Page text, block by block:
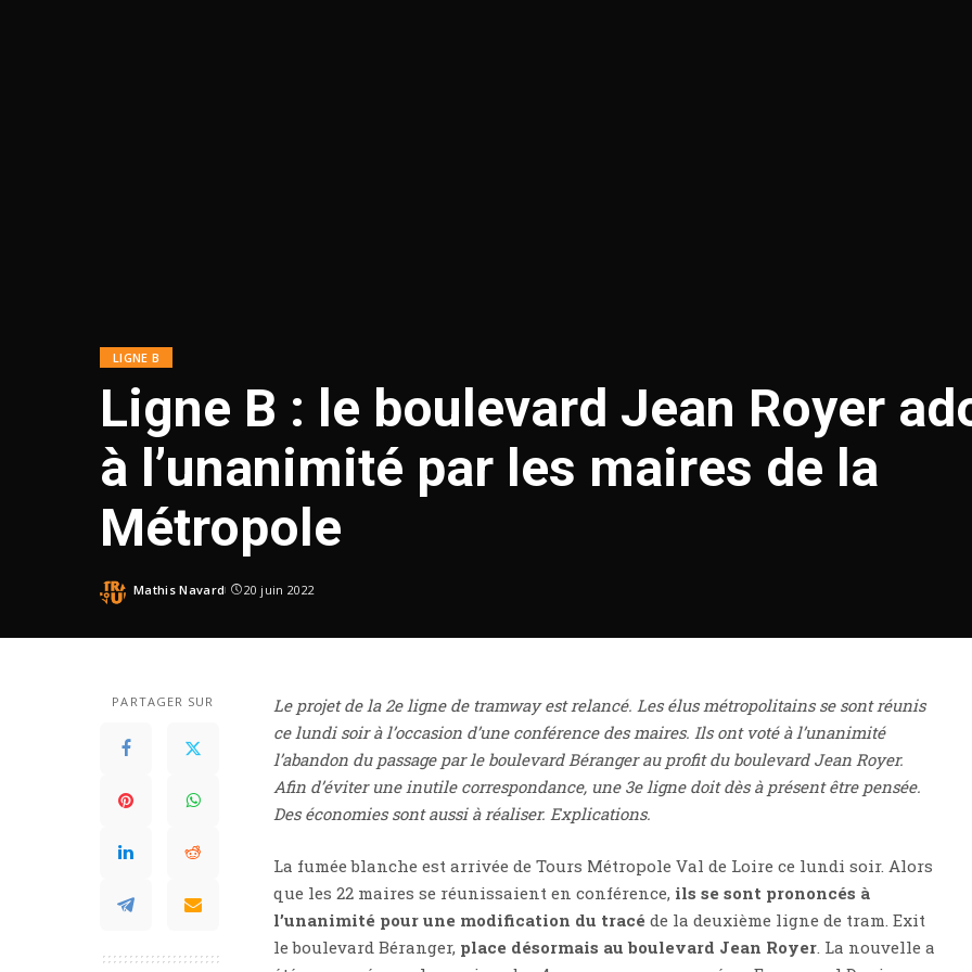
LIGNE B
Ligne B : le boulevard Jean Royer
à l’unanimité par les maires de la
Métropole
Mathis Navard 20 juin 2022
PARTAGER SUR
Le projet de la 2e ligne de tramway est relancé. Les élus métropolitains se sont réunis
ce lundi soir à l’occasion d’une conférence des maires. Ils ont voté à l’unanimité
l’abandon du passage par le boulevard Béranger au profit du boulevard Jean Royer.
Afin d’éviter une inutile correspondance, une 3e ligne doit dès à présent être pensée.
Des économies sont aussi à réaliser. Explications.
La fumée blanche est arrivée de Tours Métropole Val de Loire ce lundi soir. Alors
que les 22 maires se réunissaient en conférence, ils se sont prononcés à
l’unanimité pour une modification du tracé de la deuxième ligne de tram. Exit
le boulevard Béranger, place désormais au boulevard Jean Royer . La nouvelle a